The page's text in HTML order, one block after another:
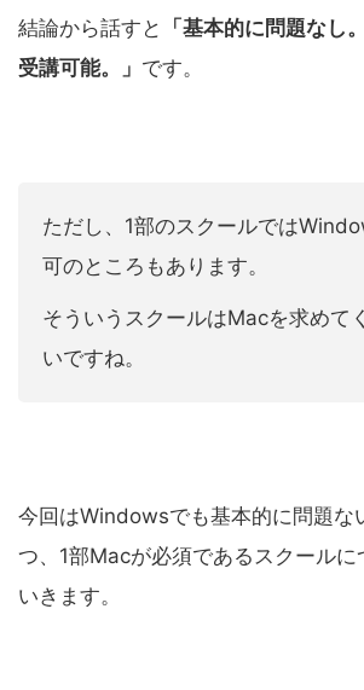
結論から話すと
「基本的に問題な
受講可能。」 です。
ただし、1部のスクールでは
可のところもあります。
そういうスクールはMacを求めて
いですね。
今回はWindowsでも基本的に問題な
つ、1部Macが必須であるスクールに
いきます。